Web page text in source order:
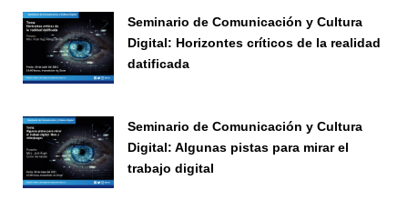
Seminario de Comunicación y Cultura
Digital: Horizontes críticos de la realidad
datificada
Seminario de Comunicación y Cultura
Digital: Algunas pistas para mirar el
trabajo digital